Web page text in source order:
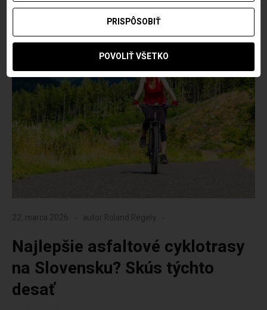
22. marca 2026 autor Roland Regely
Najlepšie asfaltové cyklotrasy
na Slovensku? Skús týchto
desať
PRISPÔSOBIŤ
POVOLIŤ VŠETKO